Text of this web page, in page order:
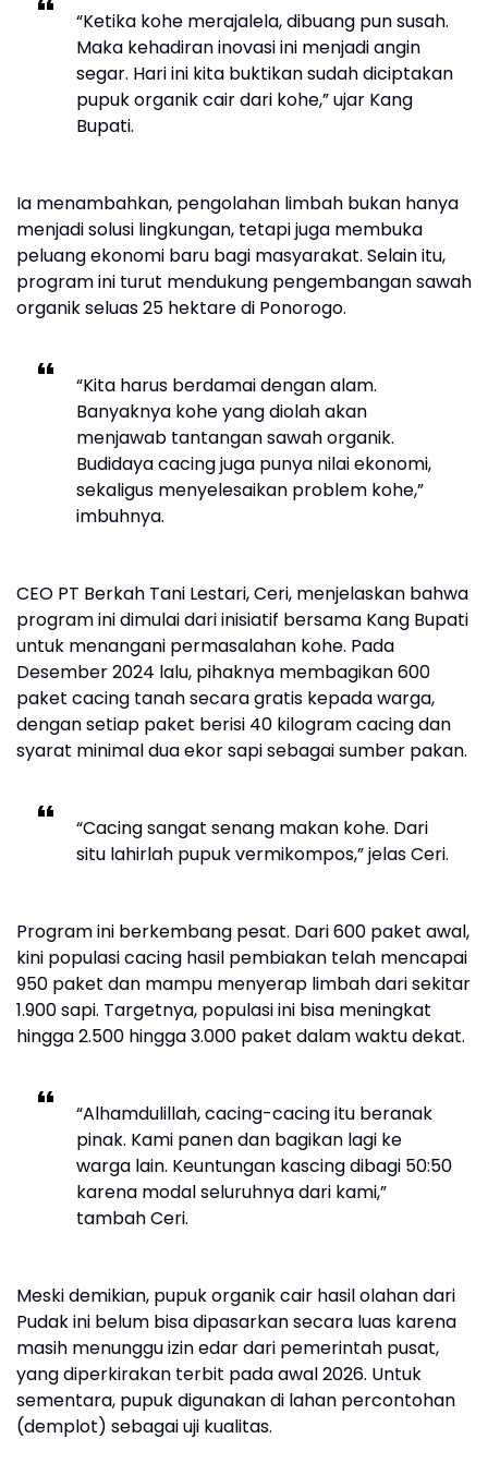
“Ketika kohe merajalela, dibuang pun susah.
Maka kehadiran inovasi ini menjadi angin
segar. Hari ini kita buktikan sudah diciptakan
pupuk organik cair dari kohe,” ujar Kang
Bupati.
Ia menambahkan, pengolahan limbah bukan hanya
menjadi solusi lingkungan, tetapi juga membuka
peluang ekonomi baru bagi masyarakat. Selain itu,
program ini turut mendukung pengembangan sawah
organik seluas 25 hektare di Ponorogo.
“Kita harus berdamai dengan alam.
Banyaknya kohe yang diolah akan
menjawab tantangan sawah organik.
Budidaya cacing juga punya nilai ekonomi,
sekaligus menyelesaikan problem kohe,”
imbuhnya.
CEO PT Berkah Tani Lestari, Ceri, menjelaskan bahwa
program ini dimulai dari inisiatif bersama Kang Bupati
untuk menangani permasalahan kohe. Pada
Desember 2024 lalu, pihaknya membagikan 600
paket cacing tanah secara gratis kepada warga,
dengan setiap paket berisi 40 kilogram cacing dan
syarat minimal dua ekor sapi sebagai sumber pakan.
“Cacing sangat senang makan kohe. Dari
situ lahirlah pupuk vermikompos,” jelas Ceri.
Program ini berkembang pesat. Dari 600 paket awal,
kini populasi cacing hasil pembiakan telah mencapai
950 paket dan mampu menyerap limbah dari sekitar
1.900 sapi. Targetnya, populasi ini bisa meningkat
hingga 2.500 hingga 3.000 paket dalam waktu dekat.
“Alhamdulillah, cacing-cacing itu beranak
pinak. Kami panen dan bagikan lagi ke
warga lain. Keuntungan kascing dibagi 50:50
karena modal seluruhnya dari kami,”
tambah Ceri.
Meski demikian, pupuk organik cair hasil olahan dari
Pudak ini belum bisa dipasarkan secara luas karena
masih menunggu izin edar dari pemerintah pusat,
yang diperkirakan terbit pada awal 2026. Untuk
sementara, pupuk digunakan di lahan percontohan
(demplot) sebagai uji kualitas.